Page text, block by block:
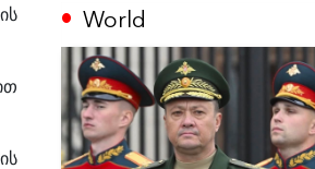
World